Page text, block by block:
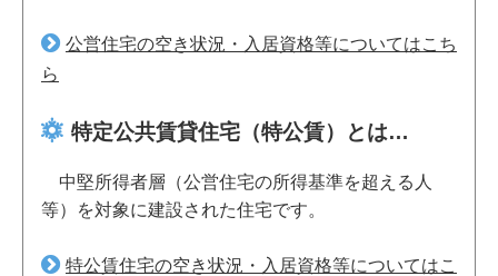
公営住宅の空き状況・入居資格等についてはこち
ら
特定公共賃貸住宅（特公賃）とは…
中堅所得者層（公営住宅の所得基準を超える人
等）を対象に建設された住宅です。
特公賃住宅の空き状況・入居資格等についてはこ